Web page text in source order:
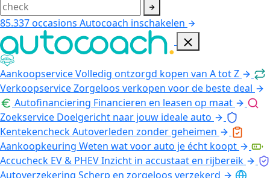
85.337occasions Autocoach inschakelen
AankoopserviceVolledig ontzorgd kopen van A tot Z
VerkoopserviceZorgeloos verkopen voor de beste deal
Autofinanciering Financieren en leasen op maat
Zoekservice Doelgericht naar jouw ideale auto
KentekencheckAutoverleden zonder geheimen
Aankoopkeuring Weten wat voor auto je écht koopt
Accucheck EV & PHEVInzicht in accustaat en rijbereik
Autoverzekering Scherp en zorgeloos verzekerd